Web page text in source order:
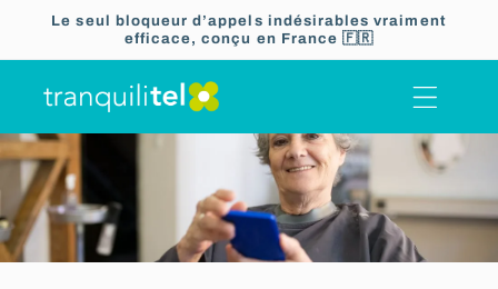
Ignorer et
passer au
contenu
Le seul bloqueur d’appels indésirables vraiment
efficace, conçu en France 🇫🇷